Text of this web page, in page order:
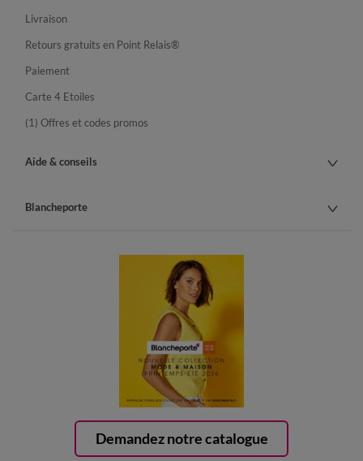
Demandez notre catalogue
Livraison
Retours gratuits en Point Relais®
Paiement
Carte 4 Etoiles
(1) Offres et codes promos
Aide & conseils
Blancheporte